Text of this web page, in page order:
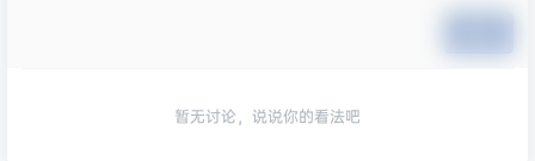
暂无讨论，说说你的看法吧